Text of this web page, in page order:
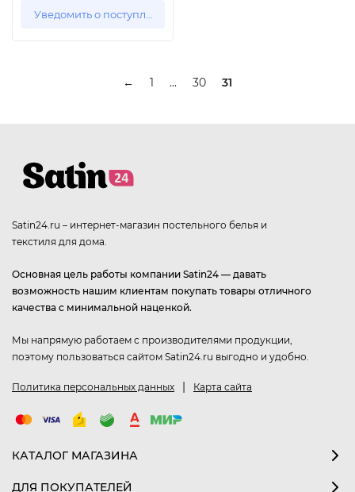
Уведомить о поступлении
← 1 ... 30 31
Satin24.ru – интернет-магазин постельного белья и
текстиля для дома.
Основная цель работы компании Satin24 — давать
возможность нашим клиентам покупать товары отличного
качества с минимальной наценкой.
Мы напрямую работаем с производителями продукции,
поэтому пользоваться сайтом Satin24.ru выгодно и удобно.
Политика персональных данных | Карта сайта
КАТАЛОГ МАГАЗИНА
ДЛЯ ПОКУПАТЕЛЕЙ